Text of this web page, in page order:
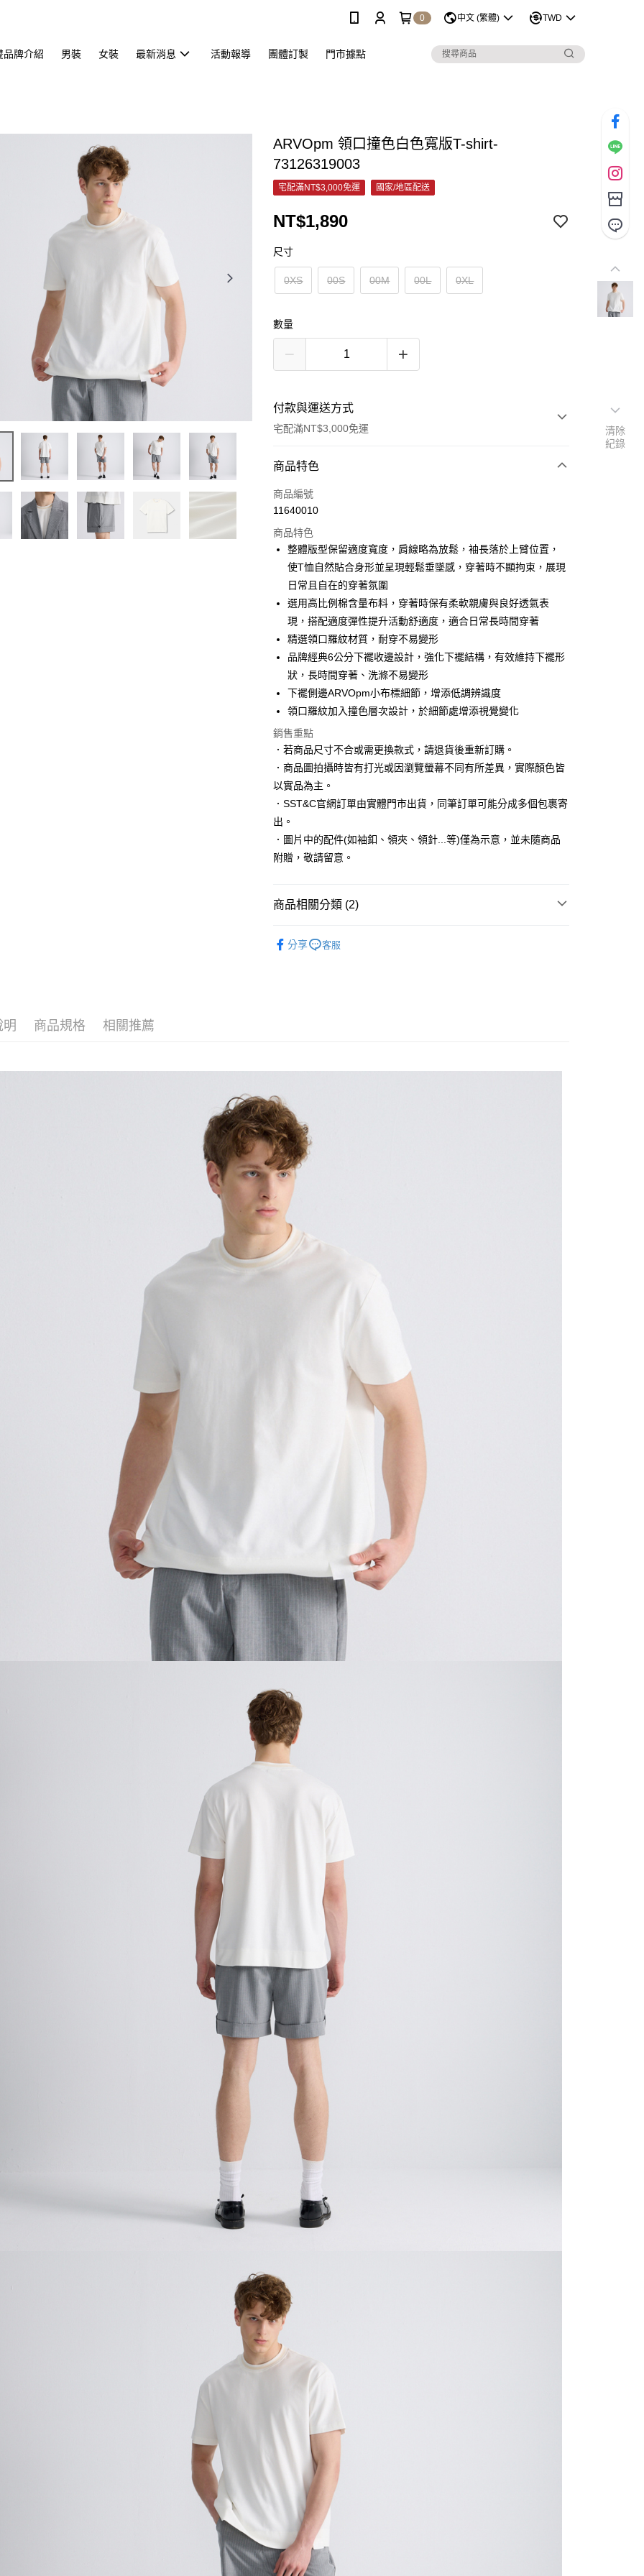
0 中文 (繁體) TWD
品牌介紹 男裝 女裝 最新消息 活動報導 團體訂製 門市據點
ARVOpm 領口撞色白色寬版T-shirt-
73126319003
宅配滿NT$3,000免運 國家/地區配送
NT$1,890
尺寸
0XS 00S 00M 00L 0XL
數量
付款與運送方式
宅配滿NT$3,000免運
付款方式
信用卡一次付款
3 期 0 利率 每期 NT$630 21家銀行
合作金庫商業銀行
第一商業銀行
華南商業銀行
國泰世華商業銀行
兆豐國際商業銀行
臺灣中小企業銀行
台中商業銀行
匯豐（台灣）商業銀行
華泰商業銀行
聯邦商業銀行
遠東國際商業銀行
元大商業銀行
台新國際商業銀行
中國信託商業銀行
台灣樂天信用卡公司
6 期 0 利率 每期NT$315 21家銀行
合作金庫商業銀行
華南商業銀行
彰化商業銀行
上海商業儲蓄銀行
台北富邦商業銀行
臺灣中小企業銀行
台中商業銀行
匯豐（台灣）商業銀行
華泰商業銀行
聯邦商業銀行
元大商業銀行
永豐商業銀行
玉山商業銀行
星展（台灣）商業銀行
台灣樂天信用卡公司
LINE Pay
Apple Pay
街口支付
悠遊付
Google Pay
AFTEE先享後付
相關說明
【關於「AFTEE先享後付」】
AFTEE先享後付是「在收到商品之後才付款」的支付方式。 讓您購物簡單
便利好安心！
１．簡單：不需註冊會員、不需綁卡、不需儲值。
３．安心：先確認商品／服務後，再付款。
付」結帳頁面，進行簡訊認證並確認金額後，即可完成結帳。
２．訂單成立數日內，您將收到繳費通知簡訊。
※ 請注意：結帳手續完成當下不需立刻繳費，但若您需要取消訂單，請聯
https://aftee.tw/terms/#terms3
３．未成年的使用者請事先徵得法定代理人或監護人之同意方可使用
「AFTEE先享後付」，若未經同意申辦者引起之損失，本公司不負相關責
任。
４．使用「AFTEE先享後付」時，將依據個別帳號之用戶狀況，依本公司
即時審查核予不同之上限額度；若仍有額度不足之情形，本公司將視審查
結果請求用戶進行身份認證。
５．嚴禁一人註冊多個帳號或使用他人資訊註冊。若發現惡意使用之情
形，恩沛科技股份有限公司將有權停止該用戶之使用額度並採取法律行
動。
ATM付款
運送方式
新竹物流宅配
新竹物流離島宅配
商品特色
商品編號
11640010
商品特色
整體版型保留適度寬度，肩線略為放鬆，袖長落於上臂位置，
使T恤自然貼合身形並呈現輕鬆垂墜感，穿著時不顯拘束，展現
日常且自在的穿著氛圍
選用高比例棉含量布料，穿著時保有柔軟親膚與良好透氣表
現，搭配適度彈性提升活動舒適度，適合日常長時間穿著
精選領口羅紋材質，耐穿不易變形
品牌經典6公分下襬收邊設計，強化下襬結構，有效維持下襬形
狀，長時間穿著、洗滌不易變形
下襬側邊ARVOpm小布標細節，增添低調辨識度
領口羅紋加入撞色層次設計，於細節處增添視覺變化
銷售重點
．若商品尺寸不合或需更換款式，請退貨後重新訂購。
．商品圖拍攝時皆有打光或因瀏覽螢幕不同有所差異，實際顏色皆
以實品為主。
．SST&C官網訂單由實體門市出貨，同筆訂單可能分成多個包裹寄
出。
．圖片中的配件(如袖釦、領夾、領針...等)僅為示意，並未隨商品
附贈，敬請留意。
商品相關分類 (2)
分享 客服
明 商品規格 相關推薦
清除
紀錄